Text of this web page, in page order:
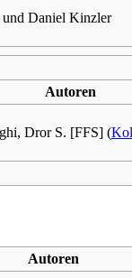
Daniel Kinzler
Autoren
Dror S. [FFS] (
Autoren